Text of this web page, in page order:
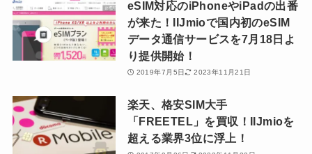
eSIM対応のiPhoneやiPadの出番
が来た！IIJmioで国内初のeSIM
データ通信サービスを7月18日よ
り提供開始！
2019年7月5日 2023年11月21日
楽天、格安SIM大手
「FREETEL」を買収！IIJmioを
超える業界3位に浮上！